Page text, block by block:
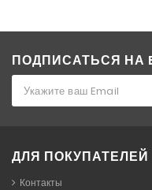
ПОДПИСАТЬСЯ НА
ДЛЯ ПОКУПАТЕЛЕЙ
Контакты